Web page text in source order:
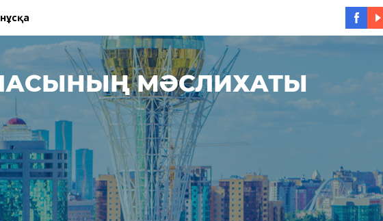
МӘСЛИХАТЫ